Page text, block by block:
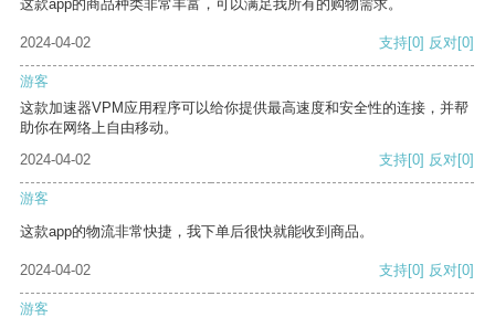
这款app的商品种类非常丰富，可以满足我所有的购物需求。
2024-04-02 支持[0] 反对[0]
游客
这款加速器VPM应用程序可以给你提供最高速度和安全性的连接，并帮
助你在网络上自由移动。
2024-04-02
支持[0] 反对[0]
游客
这款app的物流非常快捷，我下单后很快就能收到商品。
2024-04-02 支持[0] 反对[0]
游客